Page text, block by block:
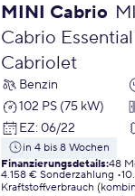
MINI Cabrio
Cabrio
Cabriolet
Benzin
102 PS (75 kW)
EZ: 06/22
in 4 bis 8 Wochen
Finanzierungsdetails:48
4.158 € Sonderzahlung
Kraftstoffverbrauch